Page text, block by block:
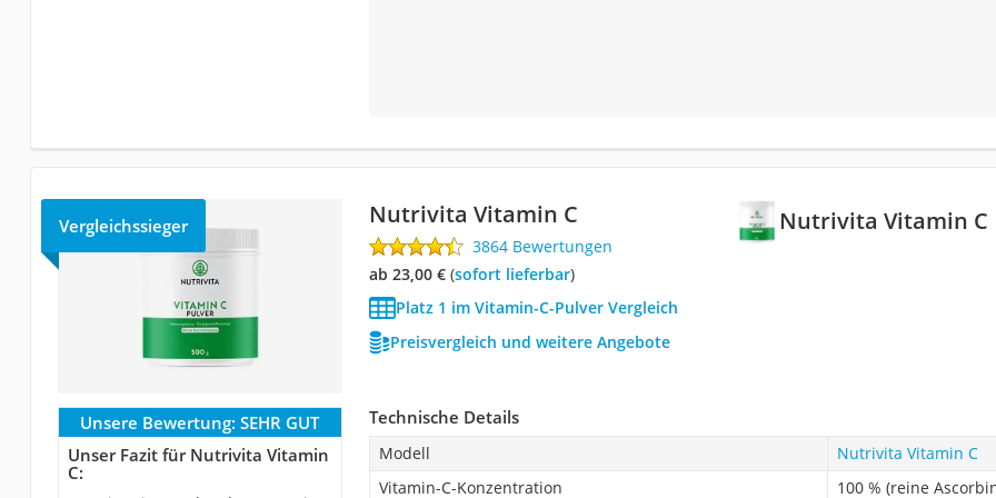
Nutrivita Vitamin C
Vergleichssieger Nutrivita Vitamin C
3864 Bewertungen
ab 23,00 €( Sofort lieferbar)
Platz 1 im Vitamin-C-Pulver Vergleich
Preisvergleich und weitere Angebote
Unsere Bewertung: SEHR GUT
Unser Fazit für Nutrivita Vitamin
C:
Technische Details
Modell
Nutrivita Vitamin C
Vitamin-C-Konzentration
100 % (reine